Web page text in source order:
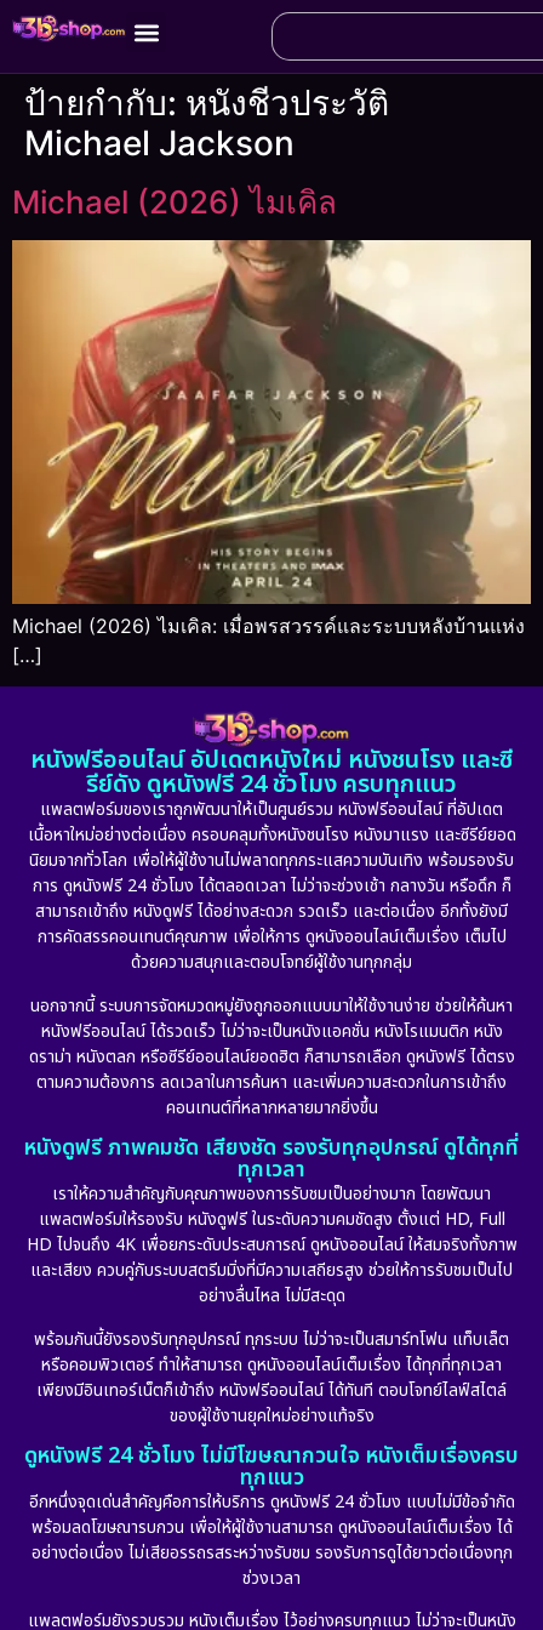
ป้ายกำกับ: หนังชีวประวัติ
Michael Jackson
Michael (2026) ไมเคิล
Michael (2026) ไมเคิล: เมื่อพรสวรรค์และระบบหลังบ้านแห่ง
[…]
หนังฟรีออนไลน์ อัปเดตหนังใหม่ หนังชนโรง และซี
รีย์ดัง ดูหนังฟรี 24 ชั่วโมง ครบทุกแนว
แพลตฟอร์มของเราถูกพัฒนาให้เป็นศูนย์รวม หนังฟรีออนไลน์ ที่อัปเดต
เนื้อหาใหม่อย่างต่อเนื่อง ครอบคลุมทั้งหนังชนโรง หนังมาแรง และซีรีย์ยอด
นิยมจากทั่วโลก เพื่อให้ผู้ใช้งานไม่พลาดทุกกระแสความบันเทิง พร้อมรองรับ
การ ดูหนังฟรี 24 ชั่วโมง ได้ตลอดเวลา ไม่ว่าจะช่วงเช้า กลางวัน หรือดึก ก็
สามารถเข้าถึง หนังดูฟรี ได้อย่างสะดวก รวดเร็ว และต่อเนื่อง อีกทั้งยังมี
การคัดสรรคอนเทนต์คุณภาพ เพื่อให้การ ดูหนังออนไลน์เต็มเรื่อง เต็มไป
ด้วยความสนุกและตอบโจทย์ผู้ใช้งานทุกกลุ่ม
นอกจากนี้ ระบบการจัดหมวดหมู่ยังถูกออกแบบมาให้ใช้งานง่าย ช่วยให้ค้นหา
หนังฟรีออนไลน์ ได้รวดเร็ว ไม่ว่าจะเป็นหนังแอคชั่น หนังโรแมนติก หนัง
ดราม่า หนังตลก หรือซีรีย์ออนไลน์ยอดฮิต ก็สามารถเลือก ดูหนังฟรี ได้ตรง
ตามความต้องการ ลดเวลาในการค้นหา และเพิ่มความสะดวกในการเข้าถึง
คอนเทนต์ที่หลากหลายมากยิ่งขึ้น
หนังดูฟรี ภาพคมชัด เสียงชัด รองรับทุกอุปกรณ์ ดูได้ทุกที่
ทุกเวลา
เราให้ความสำคัญกับคุณภาพของการรับชมเป็นอย่างมาก โดยพัฒนา
แพลตฟอร์มให้รองรับ หนังดูฟรี ในระดับความคมชัดสูง ตั้งแต่ HD, Full
HD ไปจนถึง 4K เพื่อยกระดับประสบการณ์ ดูหนังออนไลน์ ให้สมจริงทั้งภาพ
และเสียง ควบคู่กับระบบสตรีมมิ่งที่มีความเสถียรสูง ช่วยให้การรับชมเป็นไป
อย่างลื่นไหล ไม่มีสะดุด
พร้อมกันนี้ยังรองรับทุกอุปกรณ์ ทุกระบบ ไม่ว่าจะเป็นสมาร์ทโฟน แท็บเล็ต
หรือคอมพิวเตอร์ ทำให้สามารถ ดูหนังออนไลน์เต็มเรื่อง ได้ทุกที่ทุกเวลา
เพียงมีอินเทอร์เน็ตก็เข้าถึง หนังฟรีออนไลน์ ได้ทันที ตอบโจทย์ไลฟ์สไตล์
ของผู้ใช้งานยุคใหม่อย่างแท้จริง
ดูหนังฟรี 24 ชั่วโมง ไม่มีโฆษณากวนใจ หนังเต็มเรื่องครบ
ทุกแนว
อีกหนึ่งจุดเด่นสำคัญคือการให้บริการ ดูหนังฟรี 24 ชั่วโมง แบบไม่มีข้อจำกัด
พร้อมลดโฆษณารบกวน เพื่อให้ผู้ใช้งานสามารถ ดูหนังออนไลน์เต็มเรื่อง ได้
อย่างต่อเนื่อง ไม่เสียอรรถรสระหว่างรับชม รองรับการดูได้ยาวต่อเนื่องทุก
ช่วงเวลา
แพลตฟอร์มยังรวบรวม หนังเต็มเรื่อง ไว้อย่างครบทุกแนว ไม่ว่าจะเป็นหนัง